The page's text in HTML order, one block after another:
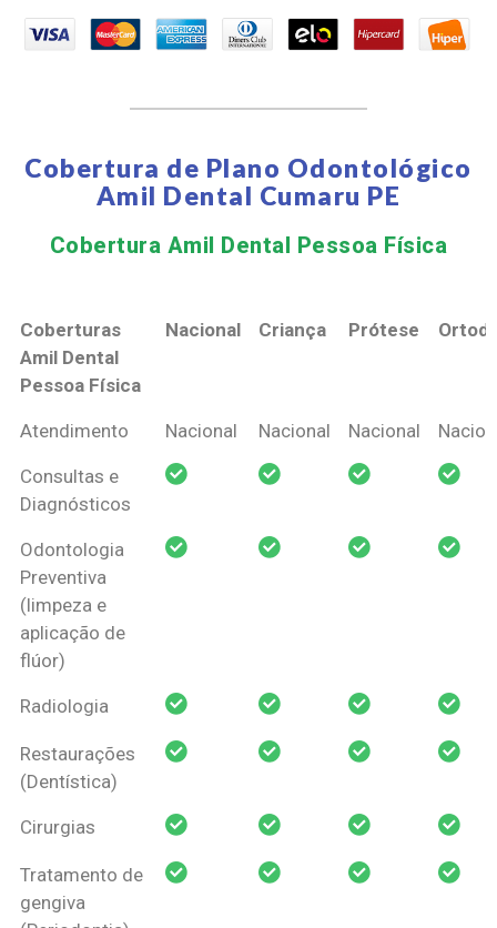
Cobertura de Plano Odontológico
Amil Dental Cumaru PE
Cobertura Amil Dental Pessoa Física​
Coberturas
Amil Dental
Pessoa Física
Nacional Criança Prótese
Coberturas
Pessoa Física
Nacional Criança Prótese
Atendimento Nacional Nacional Nacional
Consultas e
Diagnósticos
Odontologia
Preventiva
(limpeza e
aplicação de
flúor)
Radiologia
Restaurações
(Dentística)
Cirurgias
Tratamento de
gengiva